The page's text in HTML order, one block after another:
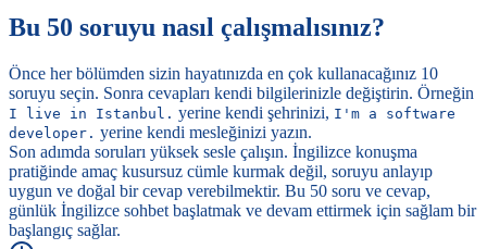
Bu 50 soruyu nasıl çalışmalısınız?
Önce her bölümden sizin hayatınızda en çok kullanacağınız 10
soruyu seçin. Sonra cevapları kendi bilgilerinizle değiştirin. Örneğin
I live in Istanbul. yerine kendi şehrinizi, I'm a software
developer. yerine kendi mesleğinizi yazın.
Son adımda soruları yüksek sesle çalışın. İngilizce konuşma
pratiğinde amaç kusursuz cümle kurmak değil, soruyu anlayıp
uygun ve doğal bir cevap verebilmektir. Bu 50 soru ve cevap,
günlük İngilizce sohbet başlatmak ve devam ettirmek için sağlam bir
başlangıç sağlar.